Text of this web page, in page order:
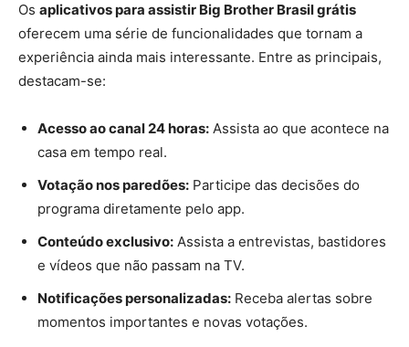
Os aplicativos para assistir Big Brother Brasil grátis
oferecem uma série de funcionalidades que tornam a
experiência ainda mais interessante. Entre as principais,
destacam-se:
Acesso ao canal 24 horas: Assista ao que acontece na
casa em tempo real.
Votação nos paredões: Participe das decisões do
programa diretamente pelo app.
Conteúdo exclusivo: Assista a entrevistas, bastidores
e vídeos que não passam na TV.
Notificações personalizadas: Receba alertas sobre
momentos importantes e novas votações.